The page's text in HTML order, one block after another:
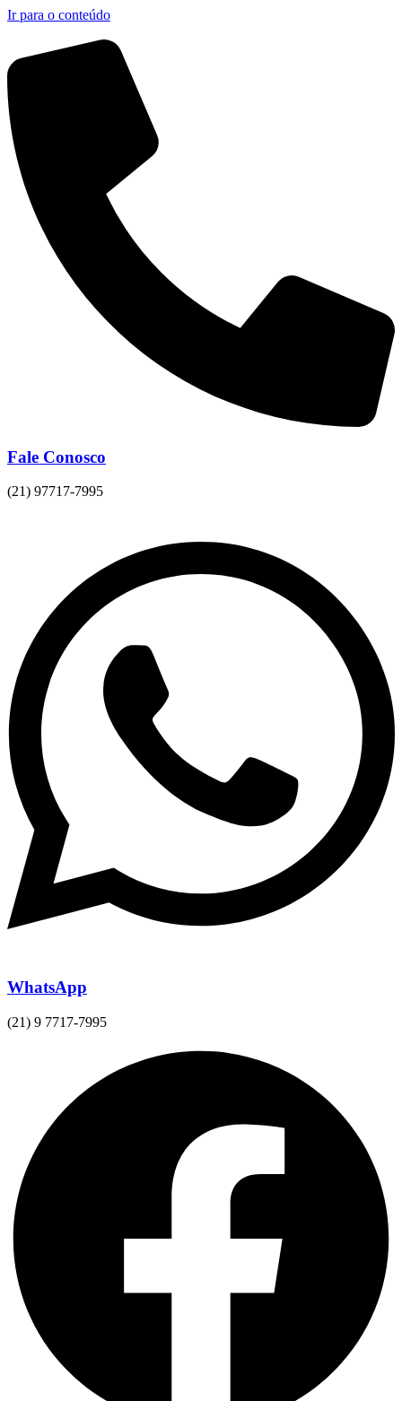
Ir para o conteúdo
Fale Conosco
(21) 97717-7995
WhatsApp
(21) 9 7717-7995